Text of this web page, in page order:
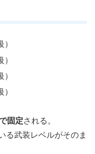
固定される。
る武装レベルがそのま